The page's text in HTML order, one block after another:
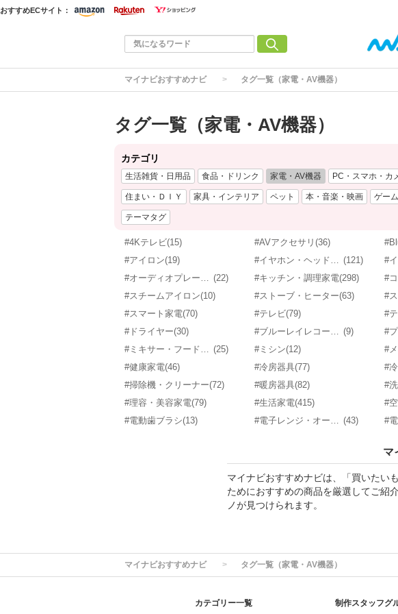
おすすめECサイト：
マイナビおすすめナビ タグ一覧（家電・AV機器）
タグ一覧（家電・AV機器）
カテゴリ
生活雑貨・日用品 食品・ドリンク 家電・AV機器 PC・スマホ・カ
住まい・ＤＩＹ 家具・インテリア ペット 本・音楽・映画 ゲー
テーマタグ
#4Kテレビ(15) #AVアクセサリ (36)
#アイロン(19) #イヤホン・ヘッドホン (121)
#オーディオプレーヤー (22) #キッチン・調理家電(298) #
#スチームアイロン(10) #ストーブ・ヒーター(63) #
#スマート家電(70) #テレビ(79)
#ドライヤー(30) #ブルーレイレコーダー (9) #
#ミキサー・フードプロセッサー (25) #ミシン(12) #
#健康家電(46) #冷房器具(77) #
#掃除機・クリーナー(72) #暖房器具(82) #
#理容・美容家電(79) #生活家電(415) #
#電動歯ブラシ(13) #電子レンジ・オーブンレンジ (43) #
マ
マイナビおすすめナビは、「買いたい
ためにおすすめの商品を厳選してご紹
ノが見つけられます。
マイナビおすすめナビ タグ一覧（家電・AV機器）
カテゴリー一覧 制作スタッフグ